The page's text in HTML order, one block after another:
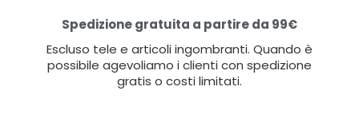
Spedizione gratuita a partire da 99€
Escluso tele e articoli ingombranti. Quando è
possibile agevoliamo i clienti con spedizione
gratis o costi limitati.